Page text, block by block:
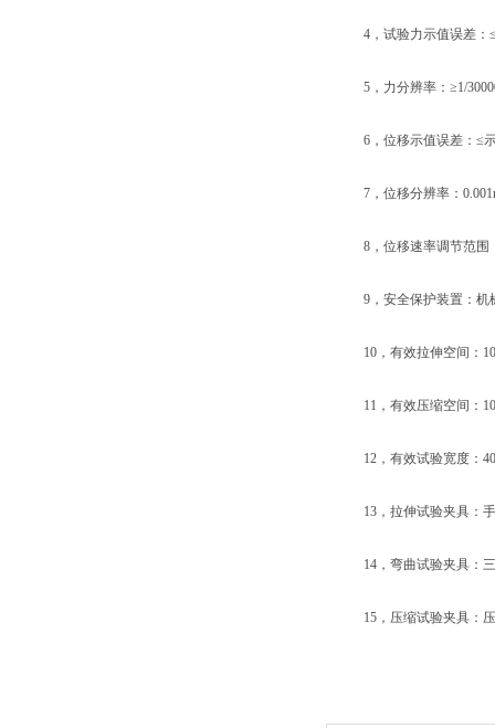
4，试验力示值误差：≤
5，力分辨率：≥1/
6，位移示值误差：≤示
7，位移分辨率：
8，位移速率调节范围：
9，安全保护装置：机
10，有效拉伸空间：
11，有效压缩空间：
12，有效试验宽度：
13，拉伸试验夹具：手
14，弯曲试验夹具：三
15，压缩试验夹具：压